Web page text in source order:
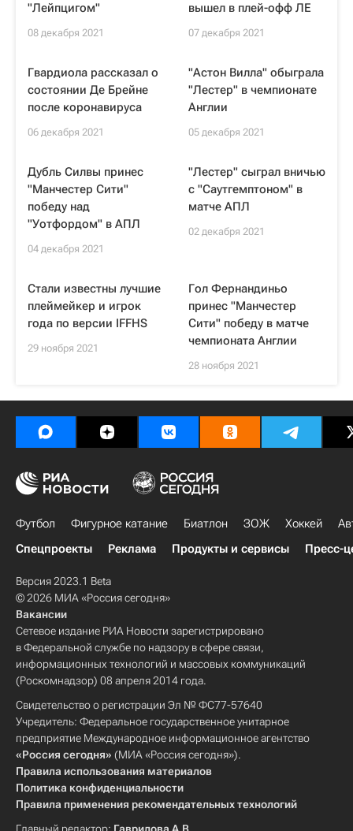
"Лейпцигом"
08 декабря 2021
вышел в плей-офф ЛЕ
07 декабря 2021
Гвардиола рассказал о
состоянии Де Брейне
после коронавируса
06 декабря 2021
"Астон Вилла" обыграла
"Лестер" в чемпионате
Англии
05 декабря 2021
Дубль Силвы принес
"Манчестер Сити"
победу над
"Уотфордом" в АПЛ
04 декабря 2021
"Лестер" сыграл вничью
с "Саутгемптоном" в
матче АПЛ
02 декабря 2021
Стали известны лучшие
плеймейкер и игрок
года по версии IFFHS
29 ноября 2021
Гол Фернандиньо
принес "Манчестер
Сити" победу в матче
чемпионата Англии
28 ноября 2021
Футбол Фигурное катание Биатлон ЗОЖ Хоккей
Спецпроекты
Реклама Продукты и сервисы Пресс-
Версия 2023.1 Beta
© 2026 МИА «Россия сегодня»
Вакансии
Сетевое издание РИА Новости зарегистрировано
в Федеральной службе по надзору в сфере связи,
информационных технологий и массовых коммуникаций
(Роскомнадзор) 08 апреля 2014 года.
Свидетельство о регистрации Эл № ФС77-57640
Учредитель: Федеральное государственное унитарное
предприятие Международное информационное агентство
«Россия сегодня» (МИА «Россия сегодня»).
Правила использования материалов
Политика конфиденциальности
Правила применения рекомендательных технологий